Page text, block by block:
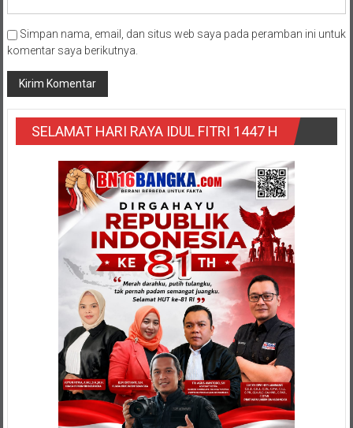
Simpan nama, email, dan situs web saya pada peramban ini untuk
komentar saya berikutnya.
SELAMAT HARI RAYA IDUL FITRI 1447 H